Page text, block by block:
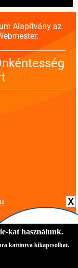
Alapítvány az
X
kat használunk.
kattintva kikapcsolhat.